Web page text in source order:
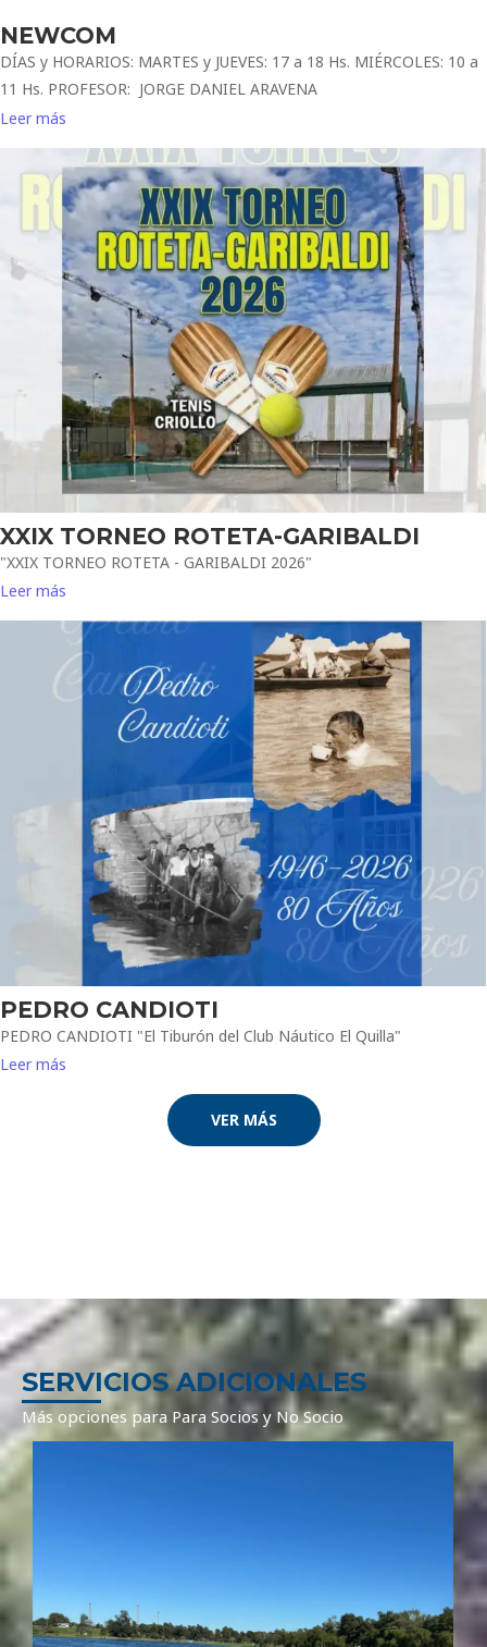
NEWCOM
DÍAS y HORARIOS: MARTES y JUEVES: 17 a 18 Hs. MIÉRCOLES: 10 a
11 Hs. PROFESOR: JORGE DANIEL ARAVENA
Leer más
XXIX TORNEO ROTETA-GARIBALDI
"XXIX TORNEO ROTETA - GARIBALDI 2026"
Leer más
PEDRO CANDIOTI
PEDRO CANDIOTI "El Tiburón del Club Náutico El Quilla"
Leer más
VER MÁS
SERVICIOS ADICIONALES
Más opciones para Para Socios y No Socio